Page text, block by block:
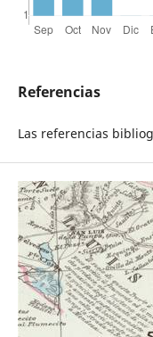
Referencias
Las referencias